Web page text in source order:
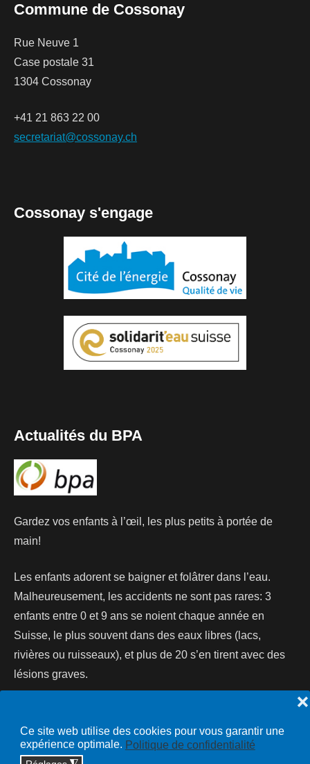
Ce site web utilise des cookies pour vous garantir une
expérience optimale. Politique de confidentialité
❌
Commune de Cossonay
Rue Neuve 1
Case postale 31
1304 Cossonay
+41 21 863 22 00
secretariat@cossonay.ch
Cossonay s'engage
Actualités du BPA
Gardez vos enfants à l’œil, les plus petits à portée de
main!
Les enfants adorent se baigner et folâtrer dans l’eau.
Malheureusement, les accidents ne sont pas rares: 3
enfants entre 0 et 9 ans se noient chaque année en
Suisse, le plus souvent dans des eaux libres (lacs,
rivières ou ruisseaux), et plus de 20 s’en tirent avec des
lésions graves.